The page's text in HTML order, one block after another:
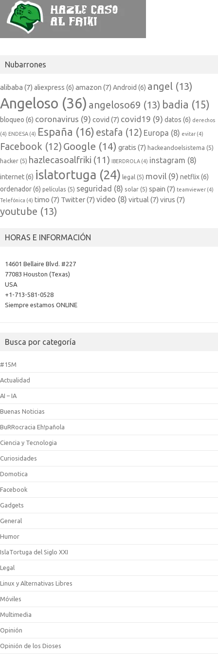
Nubarrones
alibaba (7) aliexpress (6) amazon (7) Android (6) angel (13)
Angeloso (36) angeloso69 (13) badia (15)
bloqueo (6) coronavirus (9) covid (7) covid19 (9) datos (6) derechos
(4) ENDESA (4) España (16) estafa (12) Europa (8) evitar (4)
Facebook (12) Google (14) gratis (7) hackeandoelsistema (5)
hacker (5) hazlecasoalfriki (11) IBERDROLA (4) instagram (8)
internet(6) islatortuga (24) legal (5) movil (9) netflix(6)
ordenador(6) películas (5) seguridad (8) solar (5) spain (7) teamviewer (4)
Telefónica (4) timo (7) Twitter(7) video (8) virtual (7) virus (7)
youtube (13)
HORAS E INFORMACIÓN
14601 Bellaire Blvd. #227
77083 Houston (Texas)
USA
+1-713-581-0528
Siempre estamos ONLINE
Busca por categoría
#15M
Actualidad
AI – IA
Buenas Noticias
BuRRocracia Eh!pañola
Ciencia y Tecnologia
Curiosidades
Domotica
Facebook
Gadgets
General
Humor
IslaTortuga del Siglo XXI
Legal
Linux y Alternativas Libres
Móviles
Multimedia
Opinión
Opinión de los Dioses